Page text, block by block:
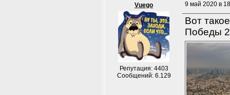
Vuego
Репутация: 4403
Сообщений: 6.129
9 май 2020 в
Вот
Победы